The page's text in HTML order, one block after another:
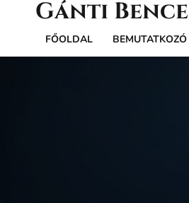
Gánti Bence
FŐOLDAL BEMUTATKOZÓ